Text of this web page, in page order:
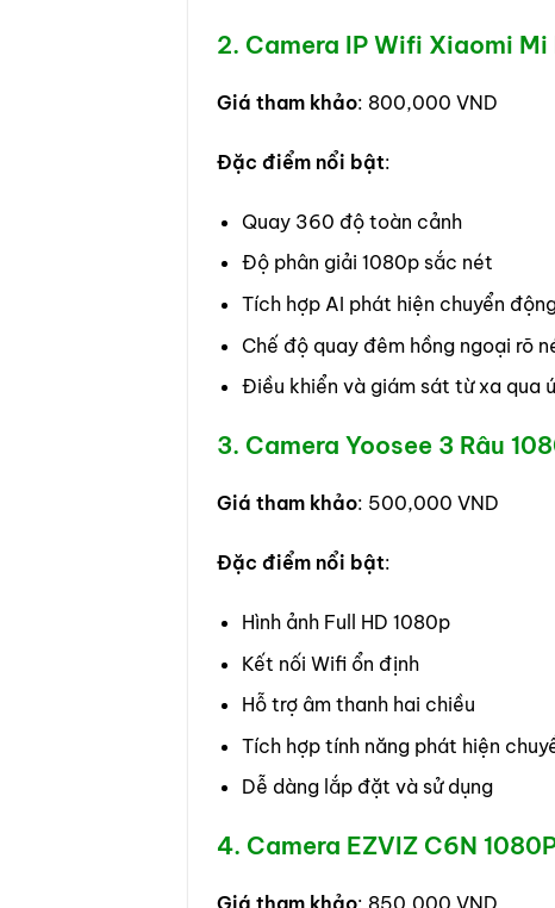
2. Camera IP Wifi Xiaomi
Giá tham khảo: 800,000 VND
Đặc điểm nổi bật:
Quay 360 độ toàn cảnh
Độ phân giải 1080p sắc nét
Tích hợp AI phát hiện chuyển
Chế độ quay đêm hồng ngoại rõ
Điều khiển và giám sát từ xa qua
3. Camera Yoosee 3 Râu
Giá tham khảo: 500,000 VND
Đặc điểm nổi bật:
Hình ảnh Full HD 1080p
Kết nối Wifi ổn định
Hỗ trợ âm thanh hai chiều
Tích hợp tính năng phát hiện
Dễ dàng lắp đặt và sử dụng
4. Camera EZVIZ C6N